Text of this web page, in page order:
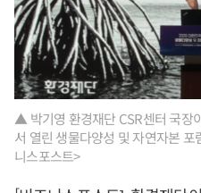
▲ 박기영 환경재단 CSR센터 국장
서 열린 생물다양성 및 자연자본
니스포스트>